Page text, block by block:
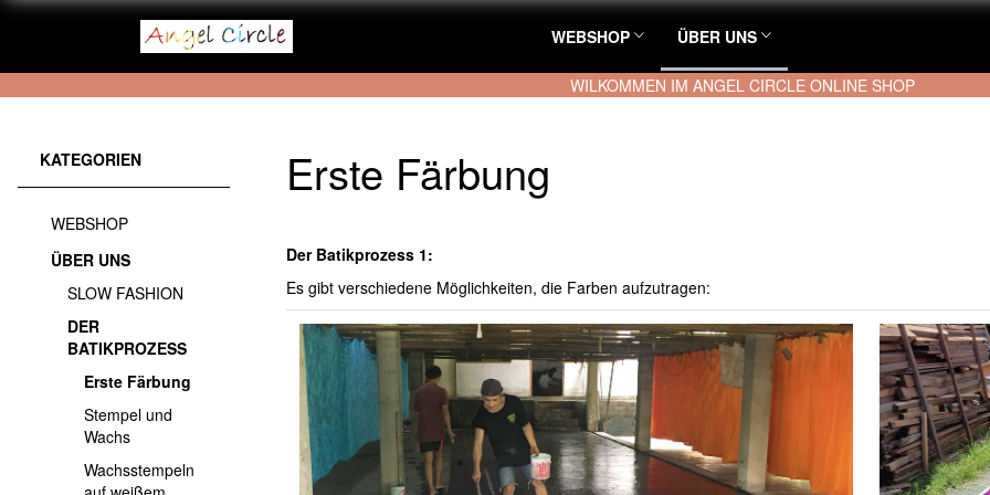
WEBSHOP ÜBER UNS
WILKOMMEN IM ANGEL CIRCLE ONLINE SHOP
KATEGORIEN
WEBSHOP
ÜBER UNS
SLOW FASHION
DER
BATIKPROZESS
Erste Färbung
Stempel und
Wachs
Wachsstempeln
Erste Färbung
Der Batikprozess 1:
Es gibt verschiedene Möglichkeiten, die Farben aufzutragen: